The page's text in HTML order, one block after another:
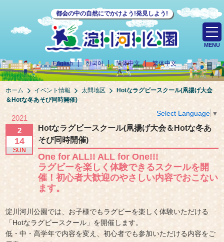
都会の中の自然にでかけよう!発見しよう!
English 한국어 简体中文 繁体中文
MENU
ホーム イベント情報 太間地区
Hotなラグビースクール(凧揚げ大会
＆Hotな冬あそび同時開催)
Select Language ▼
2021
2
14
SUN
Hotなラグビースクール(凧揚げ大会＆Hotな冬あ
そび同時開催)
One for ALL!! ALL for One!!!
ラグビーを楽しく体験できるスクールを開
催！初心者大歓迎のやさしい内容でおこない
ます。
淀川河川公園では、お子様でもラグビーを楽しく体験いただける
「Hotなラグビースクール」を開催します。
低・中・高学年で内容を変え、初心者でも参加いただける内容をご